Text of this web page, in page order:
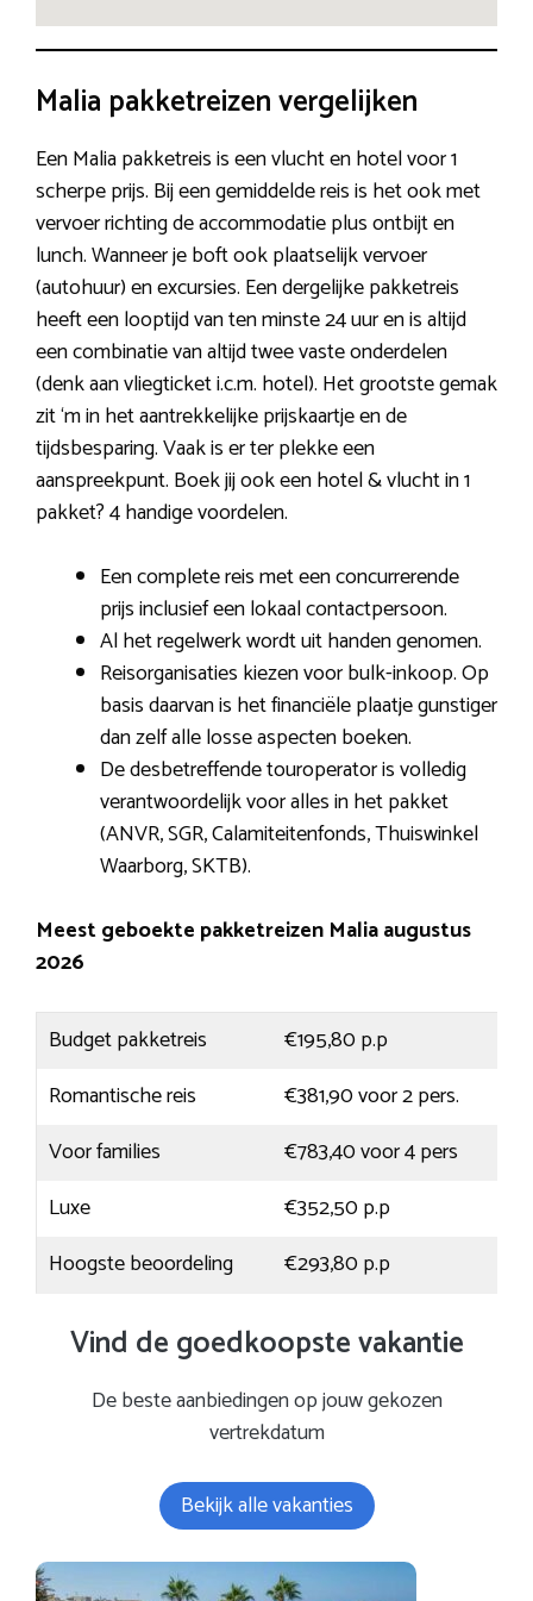
Malia pakketreizen vergelijken
Een Malia pakketreis is een vlucht en hotel voor 1
scherpe prijs. Bij een gemiddelde reis is het ook met
vervoer richting de accommodatie plus ontbijt en
lunch. Wanneer je boft ook plaatselijk vervoer
(autohuur) en excursies. Een dergelijke pakketreis
heeft een looptijd van ten minste 24 uur en is altijd
een combinatie van altijd twee vaste onderdelen
(denk aan vliegticket i.c.m. hotel). Het grootste gemak
zit ‘m in het aantrekkelijke prijskaartje en de
tijdsbesparing. Vaak is er ter plekke een
aanspreekpunt. Boek jij ook een hotel & vlucht in 1
pakket? 4 handige voordelen.
Een complete reis met een concurrerende
prijs inclusief een lokaal contactpersoon.
Al het regelwerk wordt uit handen genomen.
Reisorganisaties kiezen voor bulk-inkoop. Op
basis daarvan is het financiële plaatje gunstiger
dan zelf alle losse aspecten boeken.
De desbetreffende touroperator is volledig
verantwoordelijk voor alles in het pakket
(ANVR, SGR, Calamiteitenfonds, Thuiswinkel
Waarborg, SKTB).
Meest geboekte pakketreizen Malia augustus
2026
Budget pakketreis
€195,80 p.p
Romantische reis
€381,90 voor 2 pers.
Voor families
€783,40 voor 4 pers
Luxe
€352,50 p.p
Hoogste beoordeling
€293,80 p.p
Vind de goedkoopste vakantie
De beste aanbiedingen op jouw gekozen
vertrekdatum
Bekijk alle vakanties